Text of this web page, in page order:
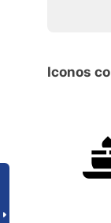
Iconos